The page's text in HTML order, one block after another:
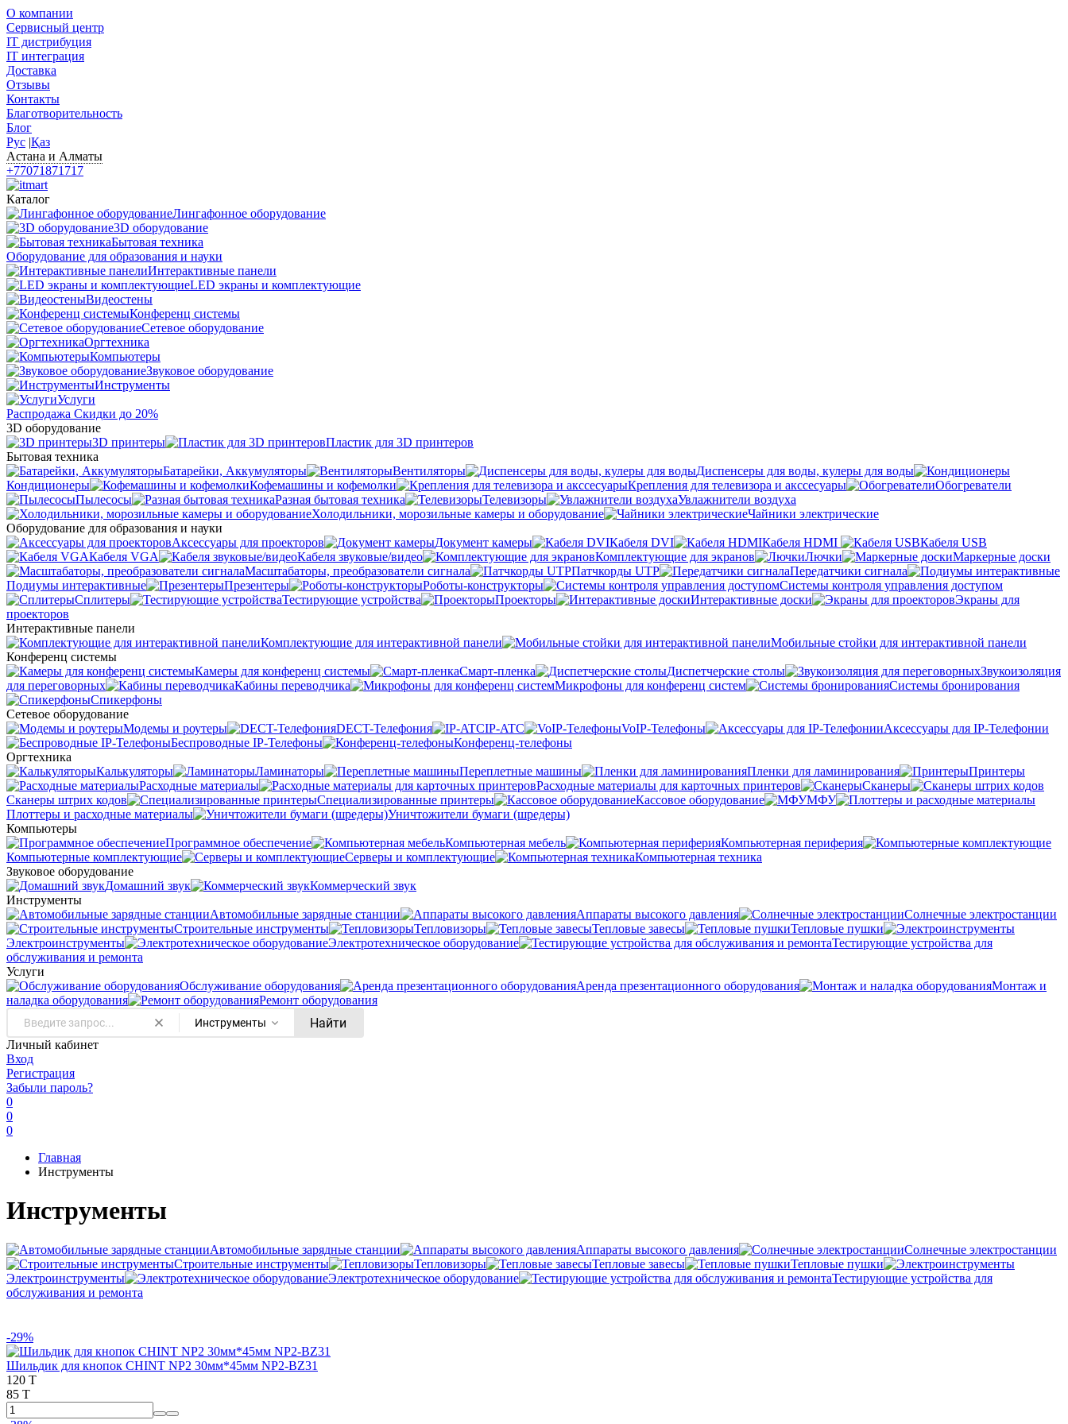
О компании
Сервисный центр
IT дистрибуция
IT интеграция
Доставка
Отзывы
Контакты
Благотворительность
Блог
Рус |Қаз
Астана и Алматы
+77071871717
Каталог
Лингафонное оборудование
3D оборудование
Бытовая техника
Оборудование для образования и науки
Интерактивные панели
LED экраны и комплектующие
Видеостены
Конференц системы
Сетевое оборудование
Оргтехника
Компьютеры
Звуковое оборудование
Инструменты
Услуги
Распродажа Скидки до 20%
3D оборудование
3D принтеры
Пластик для 3D принтеров
Бытовая техника
Батарейки, Аккумуляторы
Вентиляторы
Диспенсеры для воды, кулеры для воды
Кондиционеры
Кофемашины и кофемолки Крепления для телевизора и акссесуары
Обогреватели
Пылесосы
Разная бытовая техника Телевизоры
Увлажнители воздуха
Холодильники, морозильные камеры и оборудование
Чайники электрические
Оборудование для образования и науки
Аксессуары для проекторов
Документ камеры Кабеля DVI Кабеля HDMI
Кабеля USB
Кабеля VGA
Кабеля звуковые/видео Комплектующие для экранов Лючки
Маркерные доски
Масштабаторы, преобразователи сигнала
Патчкорды UTP
Передатчики сигнала
Подиумы интерактивные
Презентеры Роботы-конструкторы
Системы контроля управления доступом
Сплитеры
Тестирующие устройства Проекторы Интерактивные доски
Экраны для
проекторов
Интерактивные панели
Комплектующие для интерактивной панели
Мобильные стойки для интерактивной панели
Конференц системы
Камеры для конференц системы
Cмарт-пленка Диспетчерские столы
Звукоизоляция
для переговорных
Кабины переводчика Микрофоны для конференц систем
Системы бронирования
Спикерфоны
Сетевое оборудование
Модемы и роутеры
DECT-Телефония IP-ATC VoIP-Телефоны
Аксессуары для IP-Телефонии
Беспроводные IP-Телефоны
Конференц-телефоны
Оргтехника
Калькуляторы
Ламинаторы Переплетные машины Пленки для ламинирования
Принтеры
Расходные материалы
Расходные материалы для карточных принтеров
Сканеры
Сканеры штрих кодов
Специализированные принтеры Кассовое оборудование
МФУ
Плоттеры и расходные материалы
Уничтожители бумаги (шредеры)
Компьютеры
Программное обеспечение
Компьютерная мебель
Компьютерная периферия
Компьютерные комплектующие
Серверы и комплектующие
Компьютерная техника
Звуковое оборудование
Домашний звук
Коммерческий звук
Инструменты
Автомобильные зарядные станции
Аппараты высокого давления
Солнечные электростанции
Строительные инструменты
Тепловизоры Тепловые завесы
Тепловые пушки
Электроинструменты
Электротехническое оборудование
Тестирующие устройства для
обслуживания и ремонта
Услуги
Oбслуживание оборудования
Аренда презентационного оборудования
Монтаж и
наладка оборудования
Ремонт оборудования
Инструменты Найти
Личный кабинет
Вход
Регистрация
Забыли пароль?
0
0
0
Главная
Инструменты
Инструменты
Автомобильные зарядные станции Аппараты высокого давления
Солнечные электростанции
Строительные инструменты
Тепловизоры Тепловые завесы
Тепловые пушки
Электроинструменты
Электротехническое оборудование
Тестирующие устройства для
обслуживания и ремонта
-29%
Шильдик для кнопок CHINT NP2 30мм*45мм NP2-BZ31
120 T
85 T